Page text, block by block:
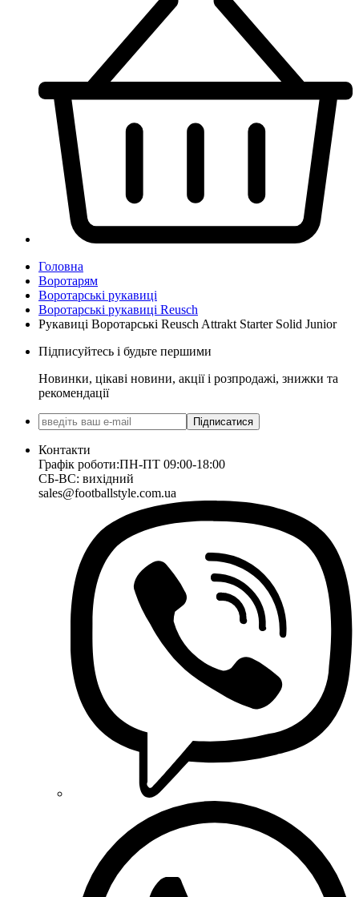
Головна
Воротарям
Воротарські рукавиці
Воротарські рукавиці Reusch
Рукавиці Воротарські Reusch Attrakt Starter Solid Junior
Підписуйтесь і будьте першими
Новинки, цікаві новини, акції і розпродажі, знижки та
рекомендації
Підписатися
Контакти
Графік роботи:ПН-ПТ 09:00-18:00
СБ-ВС: вихідний
sales@footballstyle.com.ua